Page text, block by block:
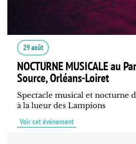
29 août
NOCTURNE MUSICALE au
Source, Orléans-Loiret
Spectacle musical et nocturne
à la lueur des Lampions
Voir cet événement